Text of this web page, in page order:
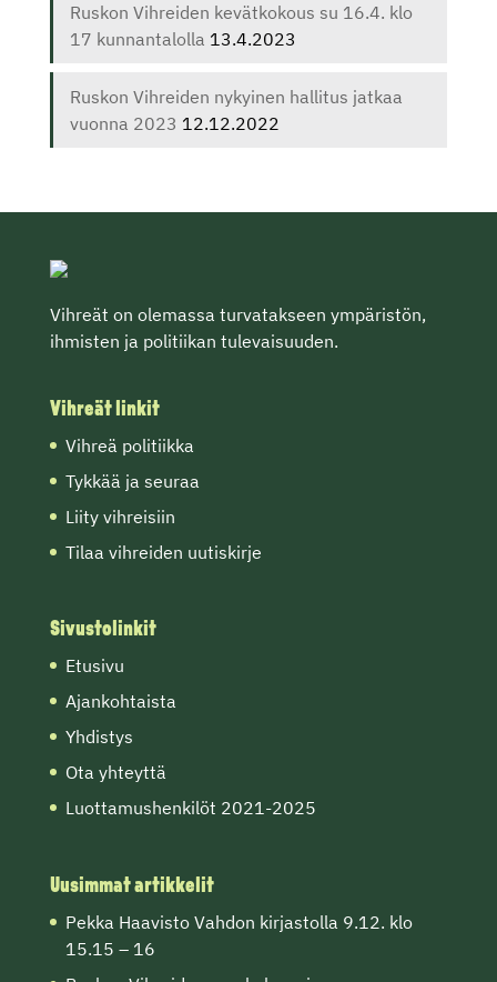
Ruskon Vihreiden kevätkokous su 16.4. klo
17 kunnantalolla 13.4.2023
Ruskon Vihreiden nykyinen hallitus jatkaa
vuonna 2023 12.12.2022
Vihreät on olemassa turvatakseen ympäristön,
ihmisten ja politiikan tulevaisuuden.
Vihreät linkit
Vihreä politiikka
Tykkää ja seuraa
Liity vihreisiin
Tilaa vihreiden uutiskirje
Sivustolinkit
Etusivu
Ajankohtaista
Yhdistys
Ota yhteyttä
Luottamushenkilöt 2021-2025
Uusimmat artikkelit
Pekka Haavisto Vahdon kirjastolla 9.12. klo
15.15 – 16